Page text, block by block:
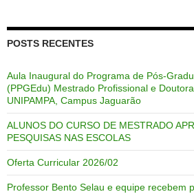
POSTS RECENTES
Aula Inaugural do Programa de Pós-
(PPGEdu) Mestrado Profissional e
UNIPAMPA, Campus Jaguarão
ALUNOS DO CURSO DE MESTRADO
PESQUISAS NAS ESCOLAS
Oferta Curricular 2026/02
Professor Bento Selau e equipe recebem